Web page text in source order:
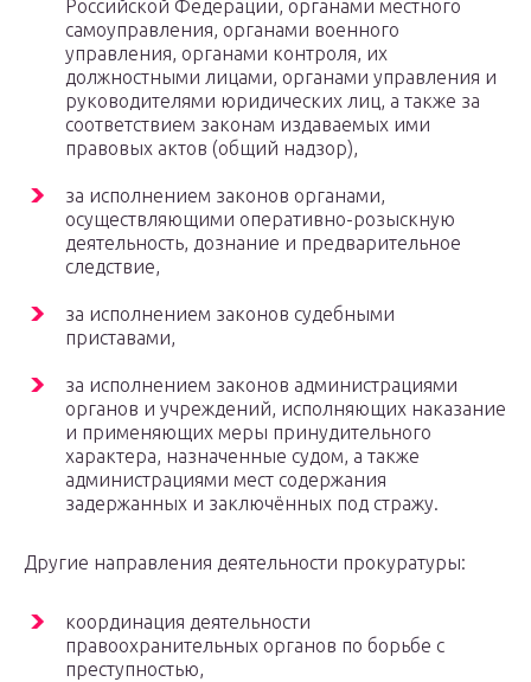
Российской Федерации, органами местного
самоуправления, органами военного
управления, органами контроля, их
должностными лицами, органами управления и
руководителями юридических лиц, а также за
соответствием законам издаваемых ими
правовых актов (общий надзор),
за исполнением законов органами,
осуществляющими оперативно-розыскную
деятельность, дознание и предварительное
следствие,
за исполнением законов судебными
приставами,
за исполнением законов администрациями
органов и учреждений, исполняющих наказание
и применяющих меры принудительного
характера, назначенные судом, а также
администрациями мест содержания
задержанных и заключённых под стражу.
Другие направления деятельности прокуратуры:
координация деятельности
правоохранительных органов по борьбе с
преступностью,